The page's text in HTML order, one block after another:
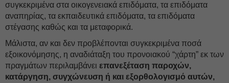
συγκεκριμένα στα οικογενειακά επιδόματα, τα επιδόματα
αναπηρίας, τα εκπαιδευτικά επιδόματα, τα επιδόματα
στέγασης καθώς και τα μεταφορικά.
Μάλιστα, αν και δεν προβλέπονται συγκεκριμένα ποσά
εξοικονόμησης, η αναδιάταξη του προνοιακού “χάρτη” εκ των
πραγμάτων περιλαμβάνει επανεξέταση παροχών,
κατάργηση, συγχώνευση ή και εξορθολογισμό αυτών,